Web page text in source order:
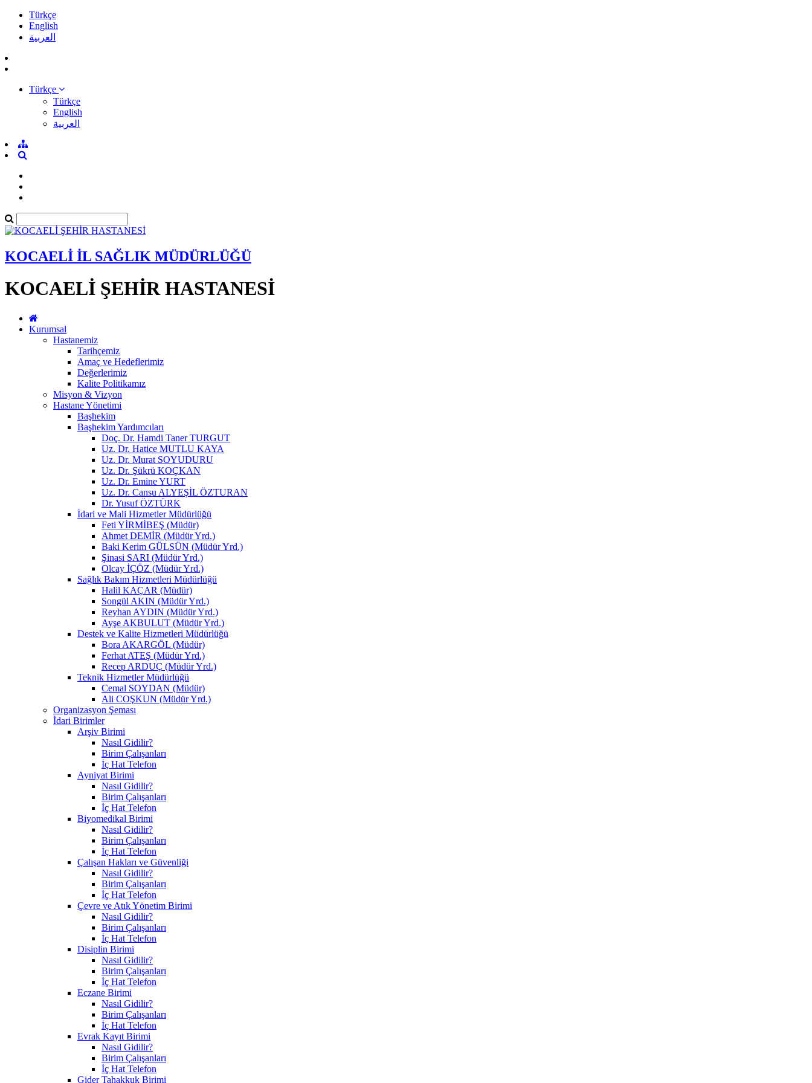
Türkçe
English
العربية
Türkçe
Türkçe
English
العربية
KOCAELİ İL SAĞLIK MÜDÜRLÜĞÜ
KOCAELİ ŞEHİR HASTANESİ
Kurumsal
Hastanemiz
Tarihçemiz
Amaç ve Hedeflerimiz
Değerlerimiz
Kalite Politikamız
Misyon & Vizyon
Hastane Yönetimi
Başhekim
Başhekim Yardımcıları
Doç. Dr. Hamdi Taner TURGUT
Uz. Dr. Hatice MUTLU KAYA
Uz. Dr. Murat SOYUDURU
Uz. Dr. Şükrü KOÇKAN
Uz. Dr. Emine YURT
Uz. Dr. Cansu ALYEŞİL ÖZTURAN
Dr. Yusuf ÖZTÜRK
İdari ve Mali Hizmetler Müdürlüğü
Feti YİRMİBEŞ (Müdür)
Ahmet DEMİR (Müdür Yrd.)
Baki Kerim GÜLSÜN (Müdür Yrd.)
Şinasi SARI (Müdür Yrd.)
Olcay İÇÖZ (Müdür Yrd.)
Sağlık Bakım Hizmetleri Müdürlüğü
Halil KAÇAR (Müdür)
Songül AKIN (Müdür Yrd.)
Reyhan AYDIN (Müdür Yrd.)
Ayşe AKBULUT (Müdür Yrd.)
Destek ve Kalite Hizmetleri Müdürlüğü
Bora AKARGÖL (Müdür)
Ferhat ATEŞ (Müdür Yrd.)
Recep ARDUÇ (Müdür Yrd.)
Teknik Hizmetler Müdürlüğü
Cemal SOYDAN (Müdür)
Ali COŞKUN (Müdür Yrd.)
Organizasyon Şeması
İdari Birimler
Arşiv Birimi
Nasıl Gidilir?
Birim Çalışanları
İç Hat Telefon
Ayniyat Birimi
Nasıl Gidilir?
Birim Çalışanları
İç Hat Telefon
Biyomedikal Birimi
Nasıl Gidilir?
Birim Çalışanları
İç Hat Telefon
Çalışan Hakları ve Güvenliği
Nasıl Gidilir?
Birim Çalışanları
İç Hat Telefon
Çevre ve Atık Yönetim Birimi
Nasıl Gidilir?
Birim Çalışanları
İç Hat Telefon
Disiplin Birimi
Nasıl Gidilir?
Birim Çalışanları
İç Hat Telefon
Eczane Birimi
Nasıl Gidilir?
Birim Çalışanları
İç Hat Telefon
Evrak Kayıt Birimi
Nasıl Gidilir?
Birim Çalışanları
İç Hat Telefon
Gider Tahakkuk Birimi